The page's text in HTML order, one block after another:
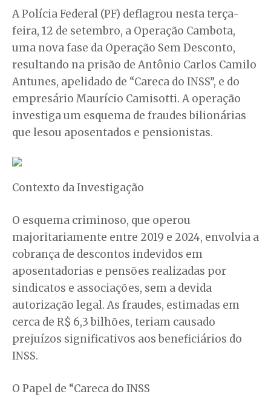
A Polícia Federal (PF) deflagrou nesta terça-
feira, 12 de setembro, a Operação Cambota,
uma nova fase da Operação Sem Desconto,
resultando na prisão de Antônio Carlos Camilo
Antunes, apelidado de “Careca do INSS”, e do
empresário Maurício Camisotti. A operação
investiga um esquema de fraudes bilionárias
que lesou aposentados e pensionistas.
Contexto da Investigação
O esquema criminoso, que operou
majoritariamente entre 2019 e 2024, envolvia a
cobrança de descontos indevidos em
aposentadorias e pensões realizadas por
sindicatos e associações, sem a devida
autorização legal. As fraudes, estimadas em
cerca de R$ 6,3 bilhões, teriam causado
prejuízos significativos aos beneficiários do
INSS.
O Papel de “Careca do INSS